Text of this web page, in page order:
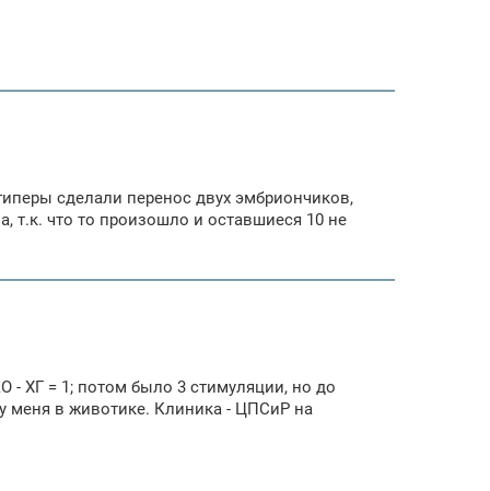
сделали перенос двух эмбриончиков,
т.к. что то произошло и оставшиеся 10 не
ХГ = 1; потом было 3 стимуляции, но до
у меня в животике. Клиника - ЦПСиР на